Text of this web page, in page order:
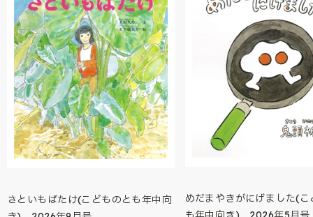
さといもばたけ(こどものとも年中向
めだまやきがにげました(こ